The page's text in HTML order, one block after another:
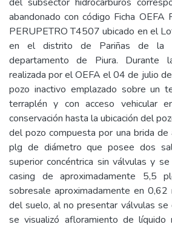
abandonado con código Ficha
PERUPETRO T4507 ubicado en el
en el distrito de Pariñas de la
departamento de Piura. Durante
realizada por el OEFA el 04 de julio
pozo inactivo emplazado sobre un
terraplén y con acceso vehicular
conservación hasta la ubicación del
del pozo compuesta por una brida
plg de diámetro que posee dos
superior concéntrica sin válvulas y
casing de aproximadamente 5,5
sobresale aproximadamente en
del suelo, al no presentar válvulas se
se visualizó afloramiento de